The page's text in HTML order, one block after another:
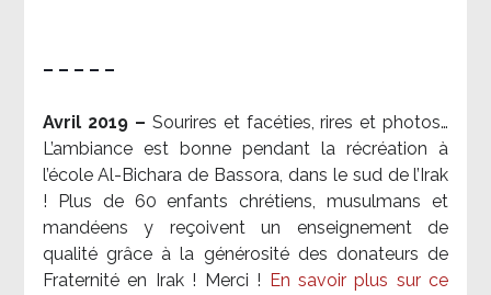
– – – – –
Avril 2019 – Sourires et facéties, rires et photos…
L’ambiance est bonne pendant la récréation à
l’école Al-Bichara de Bassora, dans le sud de l’Irak
! Plus de 60 enfants chrétiens, musulmans et
mandéens y reçoivent un enseignement de
qualité grâce à la générosité des donateurs de
Fraternité en Irak ! Merci !
En savoir plus sur ce